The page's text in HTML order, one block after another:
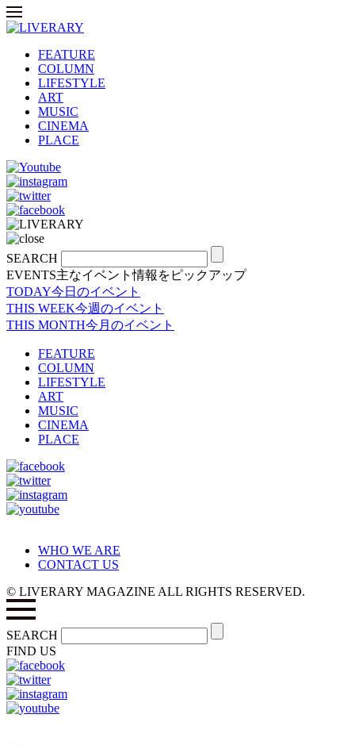
FEATURE
COLUMN
LIFESTYLE
ART
MUSIC
CINEMA
PLACE
SEARCH
EVENTS主なイベント情報をピックアップ
TODAY今日のイベント
THIS WEEK今週のイベント
THIS MONTH今月のイベント
FEATURE
COLUMN
LIFESTYLE
ART
MUSIC
CINEMA
PLACE
WHO WE ARE
CONTACT US
© LIVERARY MAGAZINE ALL RIGHTS RESERVED.
SEARCH
FIND US